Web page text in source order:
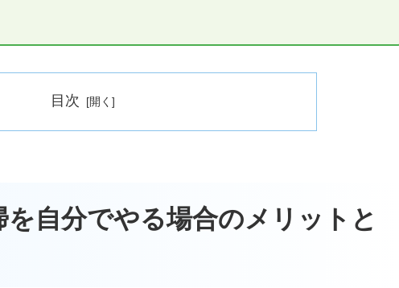
目次
自分でやる場合のメリットと